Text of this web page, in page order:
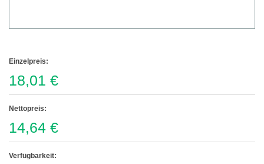
Einzelpreis:
18,01 €
Nettopreis:
14,64 €
Verfügbarkeit: